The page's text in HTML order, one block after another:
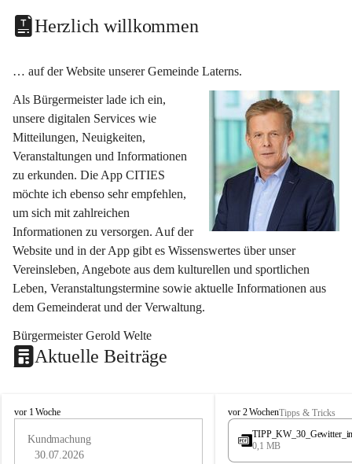
Herzlich willkommen
… auf der Website unserer Gemeinde Laterns.
Als Bürgermeister lade ich ein,
unsere digitalen Services wie
Mitteilungen, Neuigkeiten,
Veranstaltungen und Informationen
zu erkunden. Die App CITIES
möchte ich ebenso sehr empfehlen,
um sich mit zahlreichen
Informationen zu versorgen. Auf der
Website und in der App gibt es Wissenswertes über unser
Vereinsleben, Angebote aus dem kulturellen und sportlichen
Leben, Veranstaltungstermine sowie aktuelle Informationen aus
dem Gemeinderat und der Verwaltung.
Bürgermeister Gerold Welte
Aktuelle Beiträge
L
vor 1 Woche
Kundmachung
30.07.2026
L
a
e
vor 2 WochenTipps & Tricks
0,1 MB